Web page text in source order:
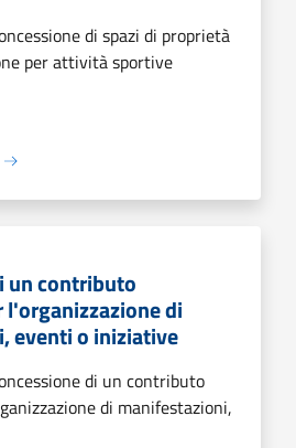
di spazi di proprietà
per attività sportive
un contributo
di
eventi o iniziative
di un contributo
di manifestazioni,